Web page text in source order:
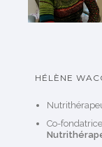
HÉLÈNE
Co-fondatrice